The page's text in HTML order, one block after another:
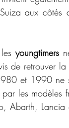
aux côtés
les youngtimers
de retrouver la
et 1990 ne
les modèles
Abarth,